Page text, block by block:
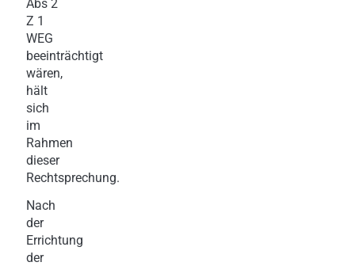
Abs 2
Z 1
WEG
beeinträchtigt
wären,
hält
sich
im
Rahmen
dieser
Rechtsprechung.
Nach
der
Errichtung
der